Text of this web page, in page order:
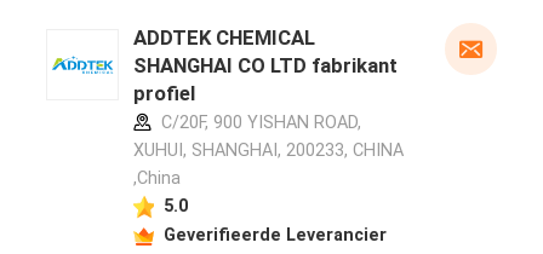
ADDTEK CHEMICAL
SHANGHAI CO LTD fabrikant
profiel
C/20F, 900 YISHAN ROAD,
XUHUI, SHANGHAI, 200233, CHINA
,China
5.0
Geverifieerde Leverancier